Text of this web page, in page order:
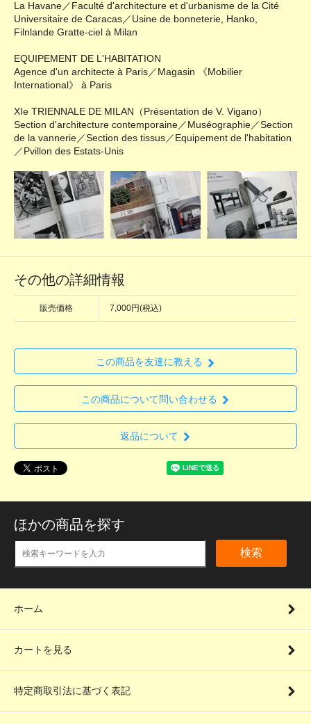
La Havane／Faculté d'architecture et d'urbanisme de la Cité
Universitaire de Caracas／Usine de bonneterie, Hanko,
Filnlande Gratte-ciel à Milan
EQUIPEMENT DE L'HABITATION
Agence d'un architecte à Paris／Magasin 《Mobilier
International》 à Paris
XIe TRIENNALE DE MILAN（Présentation de V. Vigano）
Section d'architecture contemporaine／Muséographie／Section
de la vannerie／Section des tissus／Equipement de l'habitation
／Pvillon des Estats-Unis
その他の詳細情報
販売価格 7,000円(税込)
この商品を友達に教える
この商品について問い合わせる
返品について
ほかの商品を探す
検索
ホーム
カートを見る
特定商取引法に基づく表記